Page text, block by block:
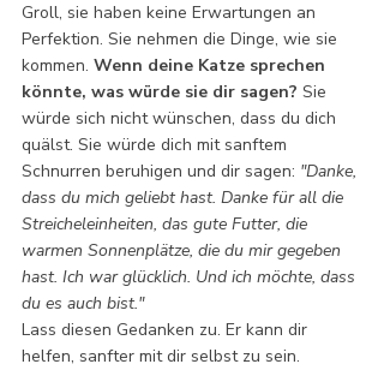
Groll, sie haben keine Erwartungen an
Perfektion. Sie nehmen die Dinge, wie sie
kommen. Wenn deine Katze sprechen
könnte, was würde sie dir sagen? Sie
würde sich nicht wünschen, dass du dich
quälst. Sie würde dich mit sanftem
Schnurren beruhigen und dir sagen: "Danke,
dass du mich geliebt hast. Danke für all die
Streicheleinheiten, das gute Futter, die
warmen Sonnenplätze, die du mir gegeben
hast. Ich war glücklich. Und ich möchte, dass
du es auch bist."
Lass diesen Gedanken zu. Er kann dir
helfen, sanfter mit dir selbst zu sein.